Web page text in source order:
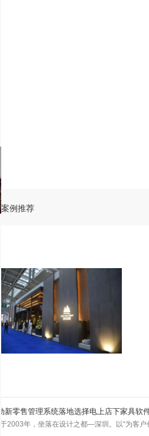
案例推荐
借助电上店下，塞特维那推陈出新，更
当机缘巧合之下，塞特维那专卖店的雷总了